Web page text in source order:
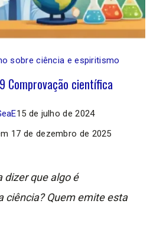
sobre ciência e espiritismo
Comprovação científica
15 de julho de 2024
17 de dezembro de 2025
dizer que algo é
ciência? Quem emite esta